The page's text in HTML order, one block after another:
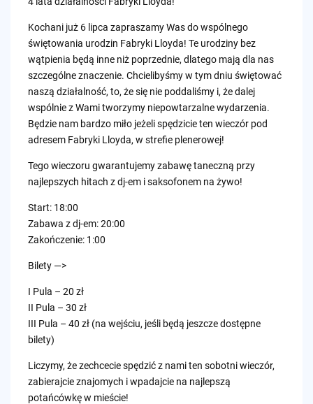
Kochani już 6 lipca zapraszamy Was do wspólnego
świętowania urodzin Fabryki Lloyda! Te urodziny bez
wątpienia będą inne niż poprzednie, dlatego mają dla nas
szczególne znaczenie. Chcielibyśmy w tym dniu świętować
naszą działalność, to, że się nie poddaliśmy i, że dalej
wspólnie z Wami tworzymy niepowtarzalne wydarzenia.
Będzie nam bardzo miło jeżeli spędzicie ten wieczór pod
adresem Fabryki Lloyda, w strefie plenerowej!
Tego wieczoru gwarantujemy zabawę taneczną przy
najlepszych hitach z dj-em i saksofonem na żywo!
Start: 18:00
Zabawa z dj-em: 20:00
Zakończenie: 1:00
Bilety —>
I Pula – 20 zł
II Pula – 30 zł
III Pula – 40 zł (na wejściu, jeśli będą jeszcze dostępne
bilety)
Liczymy, że zechcecie spędzić z nami ten sobotni wieczór,
zabierajcie znajomych i wpadajcie na najlepszą
potańcówkę w mieście!